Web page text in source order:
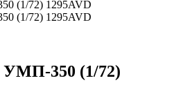
УМП-350 (1/72)